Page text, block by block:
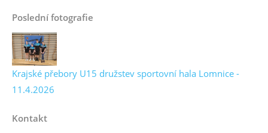
Poslední fotografie
Krajské přebory U15 družstev sportovní hala Lomnice -
11.4.2026
Kontakt